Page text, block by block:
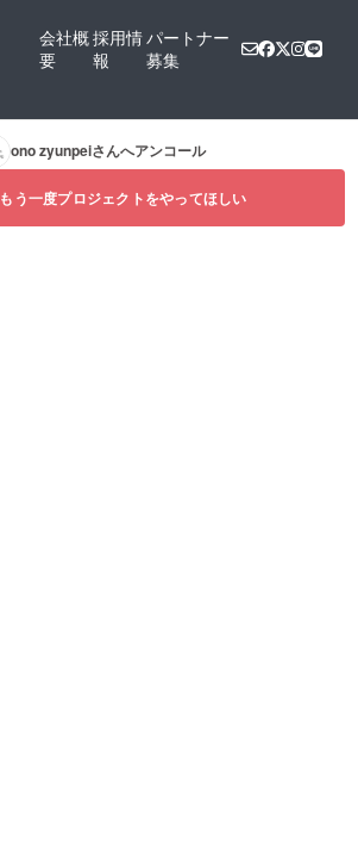
会社概
要
採用情
報
パートナー
募集
ono zyunpeiさんへアンコール
もう一度プロジェクトをやってほしい